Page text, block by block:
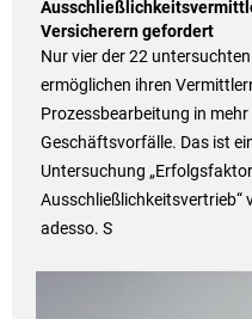
Versicherern gefordert
Nur vier der 22
ermöglichen ihren
Prozessbearbeitung in
Geschäftsvorfälle. Das ist
Untersuchung
Ausschließlichkeitsvertrieb“
adesso. S